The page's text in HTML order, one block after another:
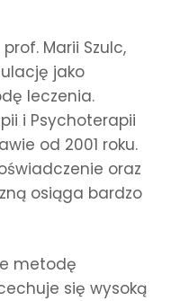
Marii Szulc,
jako
leczenia.
i Psychoterapii
od 2001 roku.
oraz
osiąga bardzo
metodę
się wysoką